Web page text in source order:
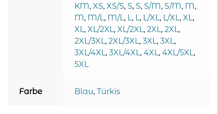
KM, XS, XS/S, S, S, S/M, S/M, M,
M, M/L, M/L, L, L, L/XL, L/XL, XL,
XL, XL/2XL, XL/2XL, 2XL, 2XL,
2XL/3XL, 2XL/3XL, 3XL, 3XL,
3XL/4XL, 3XL/4XL, 4XL, 4XL/5XL,
5XL
Farbe Blau, Türkis